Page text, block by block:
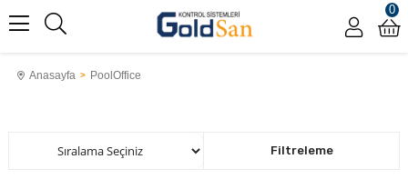
0
Anasayfa PoolOffice
Filtreleme
Sıralama